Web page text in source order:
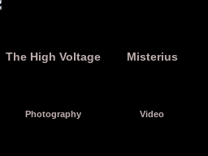
The High Voltage Misterius
Photography Video